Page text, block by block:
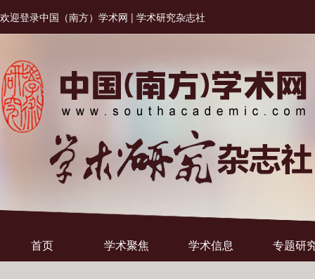
欢迎登录中国（南方）学术网 | 学术研究杂志社
首页 学术聚焦 学术信息 专题研